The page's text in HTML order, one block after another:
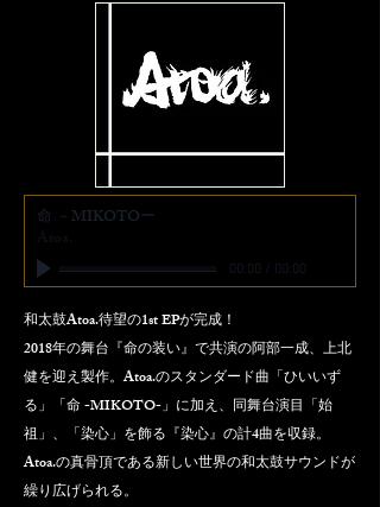
命 －MIKOTOー
00:00 / 00:00
和太鼓Atoa.待望の1st EPが完成！
2018年の舞台『命の装い』で共演の阿部一成、上北
健を迎え製作。Atoa.のスタンダード曲「ひいいず
る」「命 -MIKOTO-」に加え、同舞台演目「始
祖」、「染心」を飾る『染心』の計4曲を収録。
​Atoa.の真骨頂である新しい世界の和太鼓サウンドが
繰り広げられる。